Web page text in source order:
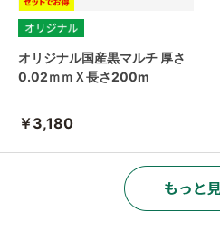
オリジナル国産黒マルチ 厚さ
0.02ｍｍＸ長さ200m
￥3,180